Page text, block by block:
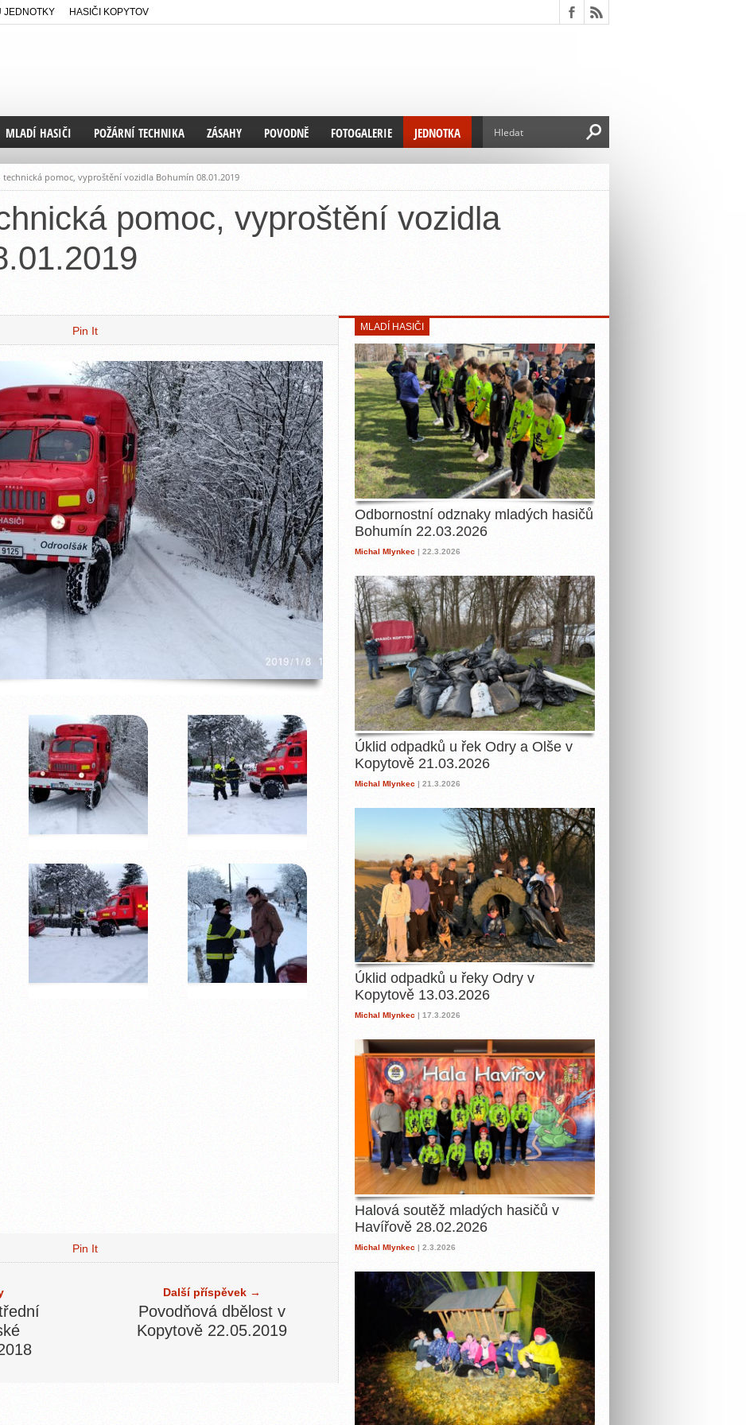
JEDNOTKY HASIČI KOPYTOV
MLADÍ HASIČI
PRO RODIČE
HISTORIE DRUŽSTVA
FOTOGALERIE
POŽÁRNÍ TECHNIKA ZÁSAHY POVODNĚ
VIDEA
FOTOGALERIE
FOTOGALERIE
SOUTĚŽE
JEDNOTKA
ZŘÍZENÍ JEDNOTKY
SEZNAM ČLENŮ JEDNOTKY
technická pomoc, vyproštění vozidla Bohumín 08.01.2019
pomoc, vyproštění vozidla
Pin It
Pin It
Další příspěvek →
Povodňová dbělost v
Kopytově 22.05.2019
MLADÍ HASIČI
Odbornostní odznaky mladých hasičů
Bohumín 22.03.2026
Michal Mlynkec | 22.3.2026
Úklid odpadků u řek Odry a Olše v
Kopytově 21.03.2026
Michal Mlynkec | 21.3.2026
Úklid odpadků u řeky Odry v
Kopytově 13.03.2026
Michal Mlynkec | 17.3.2026
Halová soutěž mladých hasičů v
Havířově 28.02.2026
Michal Mlynkec | 2.3.2026